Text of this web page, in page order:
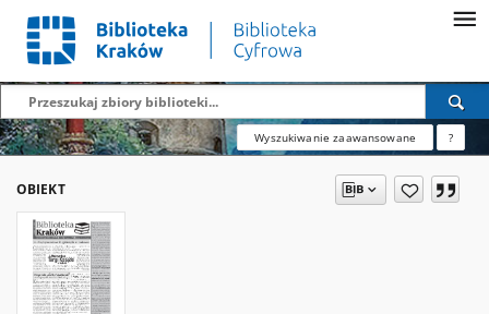
Wyszukiwanie zaawansowane ?
OBIEKT